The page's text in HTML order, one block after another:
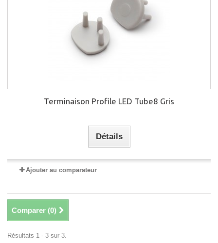
Terminaison Profile LED Tube8 Gris
Détails
Ajouter au comparateur
Comparer (0)
Résultats 1 - 3 sur 3.